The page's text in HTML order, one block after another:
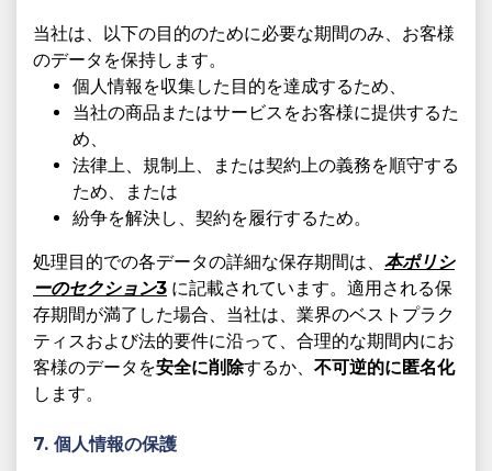
当社は、以下の目的のために必要な期間のみ、お客様
のデータを保持します。
個人情報を収集した目的を達成するため、
当社の商品またはサービスをお客様に提供するた
め、
法律上、規制上、または契約上の義務を順守する
ため、または
紛争を解決し、契約を履行するため。
処理目的での各データの詳細な保存期間は、 本ポリシ
ーのセクション3 に記載されています。適用される保
存期間が満了した場合、当社は、業界のベストプラク
ティスおよび法的要件に沿って、合理的な期間内にお
客様のデータを安全に削除するか、 不可逆的に匿名化
します。
7. 個人情報の保護